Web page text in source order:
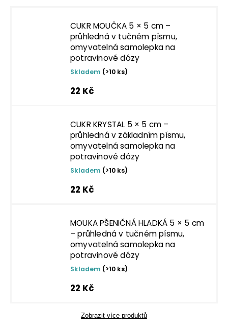
CUKR MOUČKA 5 × 5 cm –
průhledná v tučném písmu,
omyvatelná samolepka na
potravinové dózy
Skladem (>10 ks)
22 Kč
CUKR KRYSTAL 5 × 5 cm –
průhledná v základním písmu,
omyvatelná samolepka na
potravinové dózy
Skladem (>10 ks)
22 Kč
MOUKA PŠENIČNÁ HLADKÁ 5 × 5 cm
– průhledná v tučném písmu,
omyvatelná samolepka na
potravinové dózy
Skladem (>10 ks)
22 Kč
Zobrazit více produktů